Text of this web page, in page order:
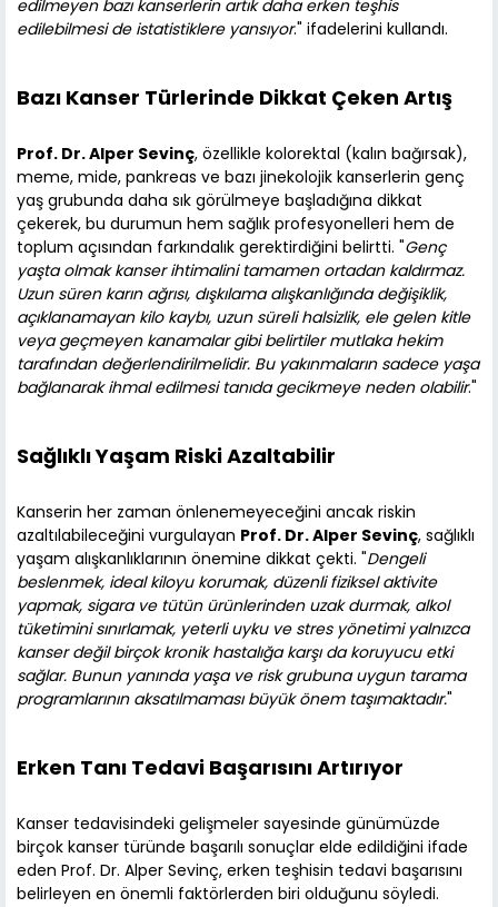
edilmeyen bazı kanserlerin artık daha erken teşhis
edilebilmesi de istatistiklere yansıyor." ifadelerini kullandı.
Bazı Kanser Türlerinde Dikkat Çeken Artış
Prof. Dr. Alper Sevinç, özellikle kolorektal (kalın bağırsak),
meme, mide, pankreas ve bazı jinekolojik kanserlerin genç
yaş grubunda daha sık görülmeye başladığına dikkat
çekerek, bu durumun hem sağlık profesyonelleri hem de
toplum açısından farkındalık gerektirdiğini belirtti. "Genç
yaşta olmak kanser ihtimalini tamamen ortadan kaldırmaz.
Uzun süren karın ağrısı, dışkılama alışkanlığında değişiklik,
açıklanamayan kilo kaybı, uzun süreli halsizlik, ele gelen kitle
veya geçmeyen kanamalar gibi belirtiler mutlaka hekim
tarafından değerlendirilmelidir. Bu yakınmaların sadece yaşa
bağlanarak ihmal edilmesi tanıda gecikmeye neden olabilir."
Sağlıklı Yaşam Riski Azaltabilir
Kanserin her zaman önlenemeyeceğini ancak riskin
azaltılabileceğini vurgulayan Prof. Dr. Alper Sevinç, sağlıklı
yaşam alışkanlıklarının önemine dikkat çekti. "Dengeli
beslenmek, ideal kiloyu korumak, düzenli fiziksel aktivite
yapmak, sigara ve tütün ürünlerinden uzak durmak, alkol
tüketimini sınırlamak, yeterli uyku ve stres yönetimi yalnızca
kanser değil birçok kronik hastalığa karşı da koruyucu etki
sağlar. Bunun yanında yaşa ve risk grubuna uygun tarama
programlarının aksatılmaması büyük önem taşımaktadır."
Erken Tanı Tedavi Başarısını Artırıyor
Kanser tedavisindeki gelişmeler sayesinde günümüzde
birçok kanser türünde başarılı sonuçlar elde edildiğini ifade
eden Prof. Dr. Alper Sevinç, erken teşhisin tedavi başarısını
belirleyen en önemli faktörlerden biri olduğunu söyledi.